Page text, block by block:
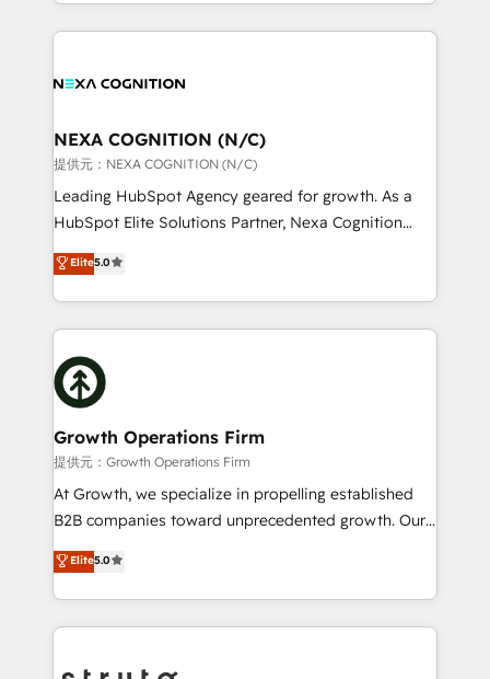
nerds who can harness HubSpot’s custom digital
experience. Working hand-in-hand with your team,
traffic, generates better leads and crushes your
revenue goals. We've worked with thousands of
HubSpot customers and we'd love to work with you
too! Clients come to us for: Advanced CRM solutions
HubSpot Data System Migrations between systems
to HubSpot New lead generation strategies Time-
website development Award-winning creative
design We live and breathe HubSpot and are ready
NEXA COGNITION (N/C)
提供元：NEXA COGNITION (N/C)
Leading HubSpot Agency geared for growth. As a
HubSpot Elite Solutions Partner, Nexa Cognition
ranks in the top 1% of global HubSpot Partners and
has been one of the longest-standing partners since
2012. We empower businesses to harness the full
potential of HubSpot by combining strategic
insights with technical excellence, we deliver
bespoke HubSpot solutions tailored to drive
measurable growth and operational efficiency. Why
Choose Nexa Cognition? 🚀 HubSpot Expertise: Our
certified team specialises in CRM implementation,
marketing automation, and revenue operations. 🤝
Custom Solutions: From onboarding and
HubSpot with your business needs. 🌟 Proven
Results: We’ve helped businesses of all sizes
Packages: Choose ongoing support or project-based
Elite5.0
Growth Operations Firm
提供元：Growth Operations Firm
At Growth, we specialize in propelling established
B2B companies toward unprecedented growth. Our
focus is on fine-tuning and enhancing your growth,
sales, and marketing operations. Unlike conventional
marketing agencies, we dive deep into the
operational aspects of your business, ensuring that
Elite5.0